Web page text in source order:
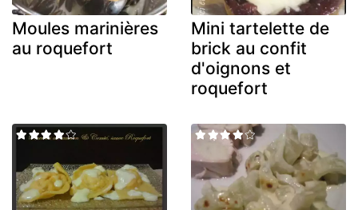
Moules marinières
au roquefort
Mini tartelette de
brick au confit
d'oignons et
roquefort